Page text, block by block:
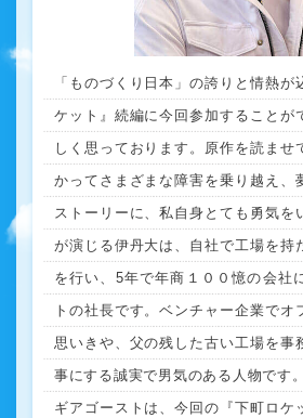
「ものづくり日本」の誇りと情熱が
ケット』続編に今回参加することが
しく思っております。原作を読ませ
かってさまざまな障害を乗り越え、
ストーリーに、私自身とても勇気を
が演じる伊丹大は、自社で工場を持
を行い、5年で年商１００憶の会社
トの社長です。ベンチャー企業でオ
思いきや、父の残した古い工場を事
事にする誠実で男気のある人物です。
ギアゴーストは、今回の『下町ロケ